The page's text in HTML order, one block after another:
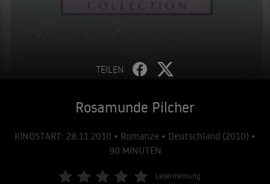
TEILEN
Rosamunde Pilcher
KINOSTART: 28.11.2010 • Romanze • Deutschland (2010) •
90 MINUTEN
Lesermeinung